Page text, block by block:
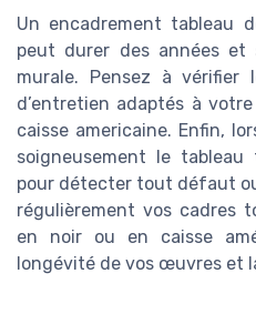
Un encadrement tableau
peut durer des années et
murale. Pensez à
d’entretien adaptés à
caisse americaine. Enfin,
soigneusement le
pour détecter tout défaut
régulièrement vos cadres
en noir ou en caisse
longévité de vos œuvres et